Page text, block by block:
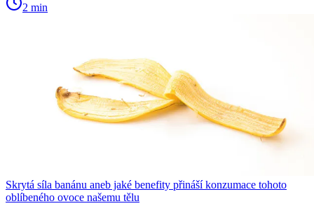
2 min
Skrytá síla banánu aneb jaké benefity přináší konzumace tohoto
oblíbeného ovoce našemu tělu